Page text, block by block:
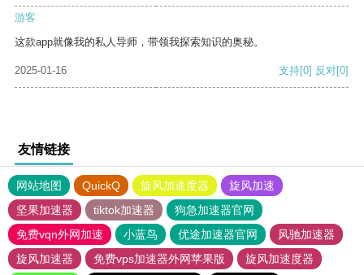
游客
这款app就像我的私人导师，带领我探索知识的奥秘。
2025-01-16 支持[0] 反对[0]
友情链接
网站地图 QuickQ 旋风加速度器
旋风加速
坚果加速器
tiktok加速器
狗急加速器官网
免费vqn外网加速
小蓝鸟 优途加速器官网
风驰加速器
旋风加速器
免费vps加速器外网苹果版
旋风加速度器